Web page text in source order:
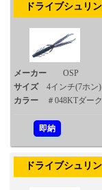
ドライブシュリン
メーカー
OSP
サイズ
4インチ(7ホン)
カラー
＃048KTダー
即納
ドライブシュリン